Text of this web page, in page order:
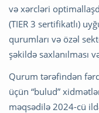
və xərcləri
(TIER 3 sertifikatlı)
qurumları və özəl
şəkildə saxlanılması
Qurum tərəfindən
üçün “bulud”
məqsədilə 2024-cü